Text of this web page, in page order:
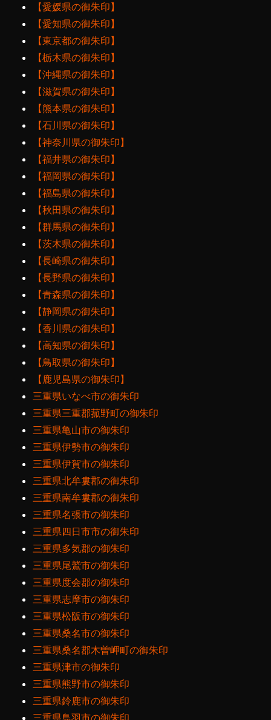
【愛媛県の御朱印】
【愛知県の御朱印】
【東京都の御朱印】
【栃木県の御朱印】
【沖縄県の御朱印】
【滋賀県の御朱印】
【熊本県の御朱印】
【石川県の御朱印】
【神奈川県の御朱印】
【福井県の御朱印】
【福岡県の御朱印】
【福島県の御朱印】
【秋田県の御朱印】
【群馬県の御朱印】
【茨木県の御朱印】
【長崎県の御朱印】
【長野県の御朱印】
【青森県の御朱印】
【静岡県の御朱印】
【香川県の御朱印】
【高知県の御朱印】
【鳥取県の御朱印】
【鹿児島県の御朱印】
三重県いなべ市の御朱印
三重県三重郡菰野町の御朱印
三重県亀山市の御朱印
三重県伊勢市の御朱印
三重県伊賀市の御朱印
三重県北牟婁郡の御朱印
三重県南牟婁郡の御朱印
三重県名張市の御朱印
三重県四日市市の御朱印
三重県多気郡の御朱印
三重県尾鷲市の御朱印
三重県度会郡の御朱印
三重県志摩市の御朱印
三重県松阪市の御朱印
三重県桑名市の御朱印
三重県桑名郡木曽岬町の御朱印
三重県津市の御朱印
三重県熊野市の御朱印
三重県鈴鹿市の御朱印
三重県鳥羽市の御朱印